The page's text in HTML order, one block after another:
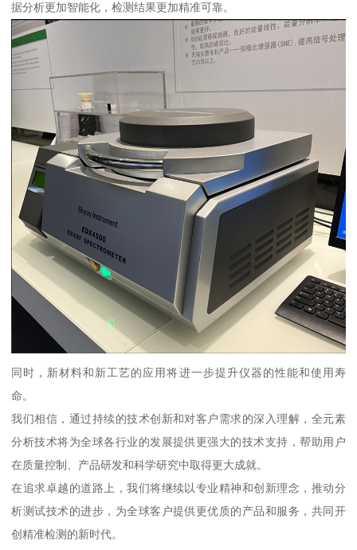
据分析更加智能化，检测结果更加精准可靠。
同时，新材料和新工艺的应用将进一步提升仪器的性能和使用寿
命。
我们相信，通过持续的技术创新和对客户需求的深入理解，全元素
分析技术将为全球各行业的发展提供更强大的技术支持，帮助用户
在质量控制、产品研发和科学研究中取得更大成就。
在追求卓越的道路上，我们将继续以专业精神和创新理念，推动分
析测试技术的进步，为全球客户提供更优质的产品和服务，共同开
创精准检测的新时代。